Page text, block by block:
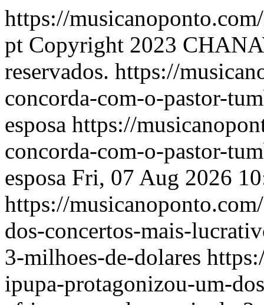
https://
pt Copyright 2023
reservados. https://
concorda-com-o-pastor-
esposa https://
concorda-com-o-pastor-
esposa Fri, 07 Aug 2026
https://
dos-concertos-mais-
3-milhoes-de-dolares
ipupa-protagonizou-um-